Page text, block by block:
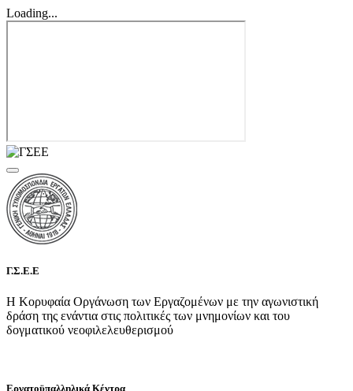
Loading...
Γ.Σ.Ε.Ε
Η Κορυφαία Οργάνωση των Εργαζομένων με την αγωνιστική
δράση της ενάντια στις πολιτικές των μνημονίων και του
δογματικού νεοφιλελευθερισμού
Εργατοϋπαλληλικά Κέντρα